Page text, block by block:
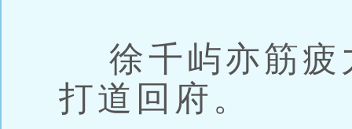
徐千屿亦筋疲
打道回府。